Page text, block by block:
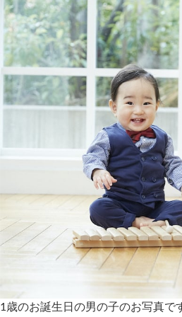
1歳のお誕生日の男の子のお写真